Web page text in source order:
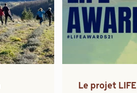
Le projet LIFE